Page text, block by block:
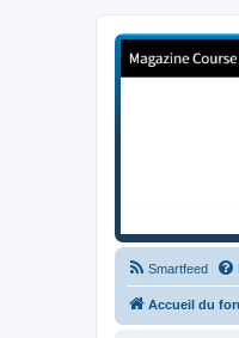
Forum de
Smartfeed
Accueil du